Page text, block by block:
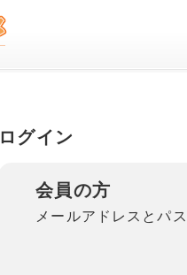
ログイン
会員の方
メールアドレスとパ